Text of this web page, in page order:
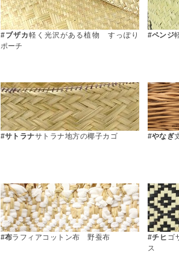
#ブザカ軽く光沢がある植物 すっぽり
ポーチ
#ペンジ
#サトラナサトラナ地方の椰子カゴ #やなぎ
#布ラフィアコットン布 野蚕布 #チヒ ゴ
ス